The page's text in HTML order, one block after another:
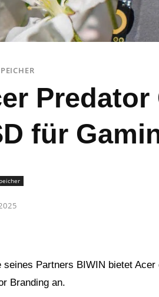
Predator
für
seines Partners BIWIN bietet
Branding an.